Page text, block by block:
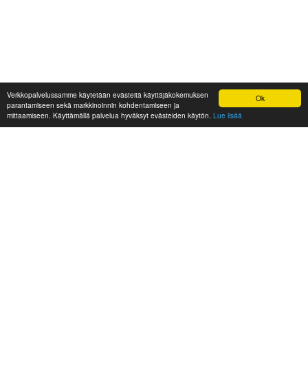
Ok
Verkkopalvelussamme käytetään evästeitä käyttäjäkokemuksen
parantamiseen sekä markkinoinnin kohdentamiseen ja
mittaamiseen. Käyttämällä palvelua hyväksyt evästeiden käytön. Lue lisää